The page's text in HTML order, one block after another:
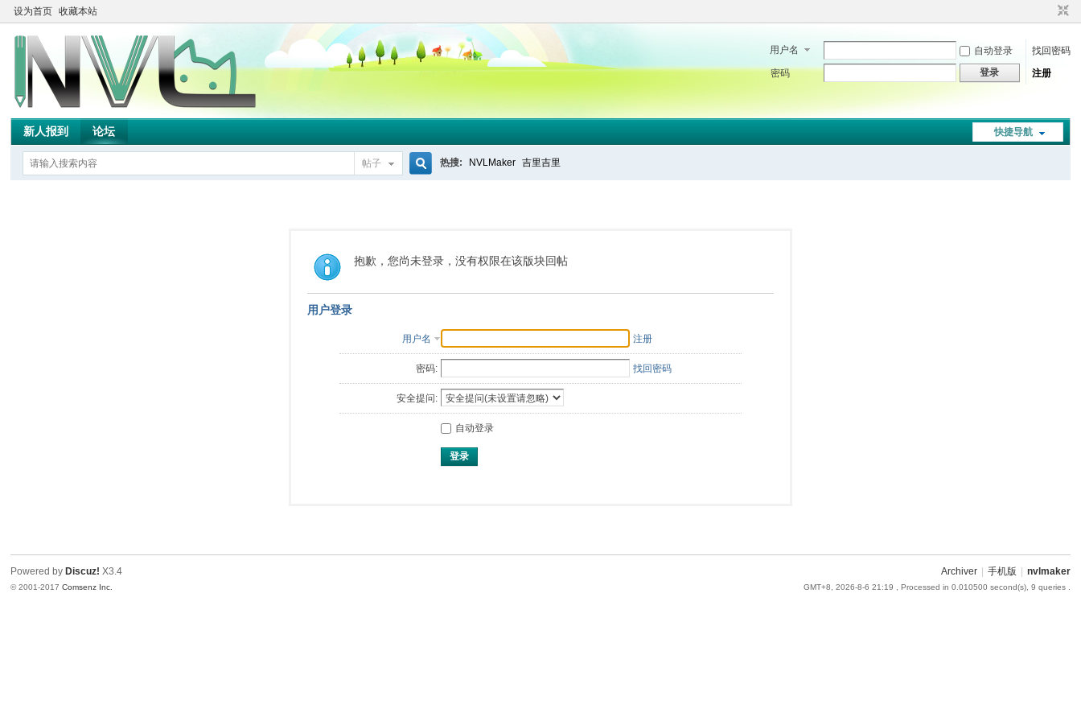
设为首页 收藏本站
用户名 自动登录
找回密码
密码
登录 注册
快捷导航
新人报到 论坛
帖子
索
热搜: NVLMaker 吉里吉里
抱歉，您尚未登录，没有权限在该版块回帖
用户登录
用户名 注册
密码: 找回密码
安全提问:
自动登录
登录
Archiver 手机版 nvlmaker
GMT+8, 2026-8-6 21:19 , Processed in 0.010500 second(s), 9 queries .
Powered by Discuz! X3.4
© 2001-2017Comsenz Inc.